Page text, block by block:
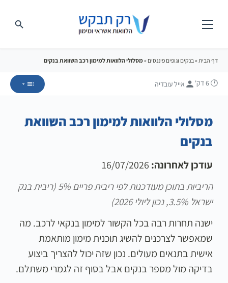
דף הבית»בנקים וגופים פיננסים »מסלולי הלוואות למימון רכב השוואת בנקים
🕐 6 דק' אייל עובדיה
מסלולי הלוואות למימון רכב השוואת
בנקים
עודכן לאחרונה:
הריביות בתוכן מעודכנות לפי ריבית פריים 5% (ריבית בנק
ישראל 3.5%, נכון ליולי 2026)
ישנה תחרות רבה בכל הקשור למימון בנקאי לרכב. מה
שמאפשר לצרכנים להשיג תוכנית מימון מותאמת
אישית בתנאים מעולים. נכון שזה יכול להצריך ביצוע
בדיקה מול מספר בנקים אבל בסוף זה לגמרי משתלם.